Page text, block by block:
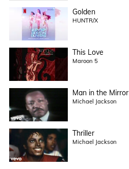
Golden
HUNTR/X
This Love
Maroon 5
Man in the Mirror
Michael Jackson
Thriller
Michael Jackson